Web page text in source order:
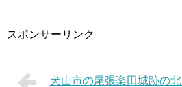
スポンサーリンク
犬山市の尾張楽田城跡の